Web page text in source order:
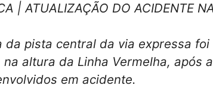
| ATUALIZAÇÃO DO ACIDENTE
da pista central da via expressa
na altura da Linha Vermelha, após
em acidente.